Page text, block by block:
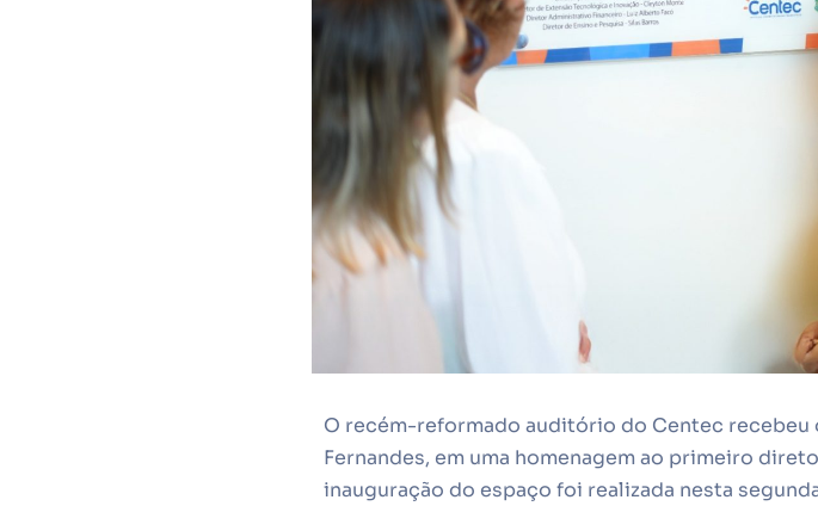
O recém-reformado auditório do Centec
Fernandes, em uma homenagem ao primeiro
inauguração do espaço foi realizada nesta